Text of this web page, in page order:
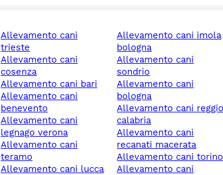
allevamento cani
trieste
allevamento cani
cosenza
allevamento cani bari
allevamento cani
benevento
allevamento cani
legnago verona
allevamento cani
teramo
allevamento cani lucca
allevamento cani imola
bologna
allevamento cani
sondrio
allevamento cani
bologna
allevamento cani reggio
calabria
allevamento cani
recanati macerata
allevamento cani torino
allevamento cani